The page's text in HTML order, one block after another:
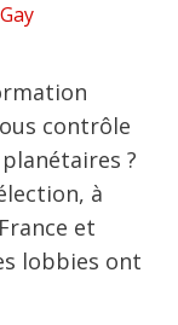
contrôle
?
à
et
lobbies ont